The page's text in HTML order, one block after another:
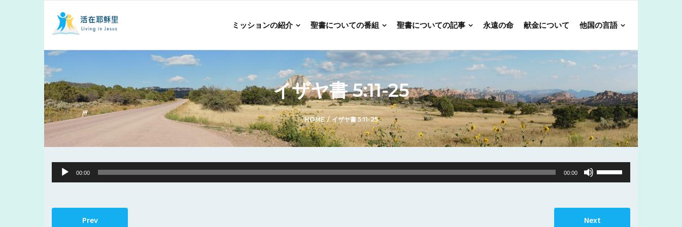
ミッションの紹介 聖書についての番組 聖書についての記事 永遠の命 献金について 他国の言語
イザヤ書 5:11-25
HOME/ イザヤ書 5:11-25
Audio
Player
00:00 00:00
Use
Up/Down
to
Prev Next